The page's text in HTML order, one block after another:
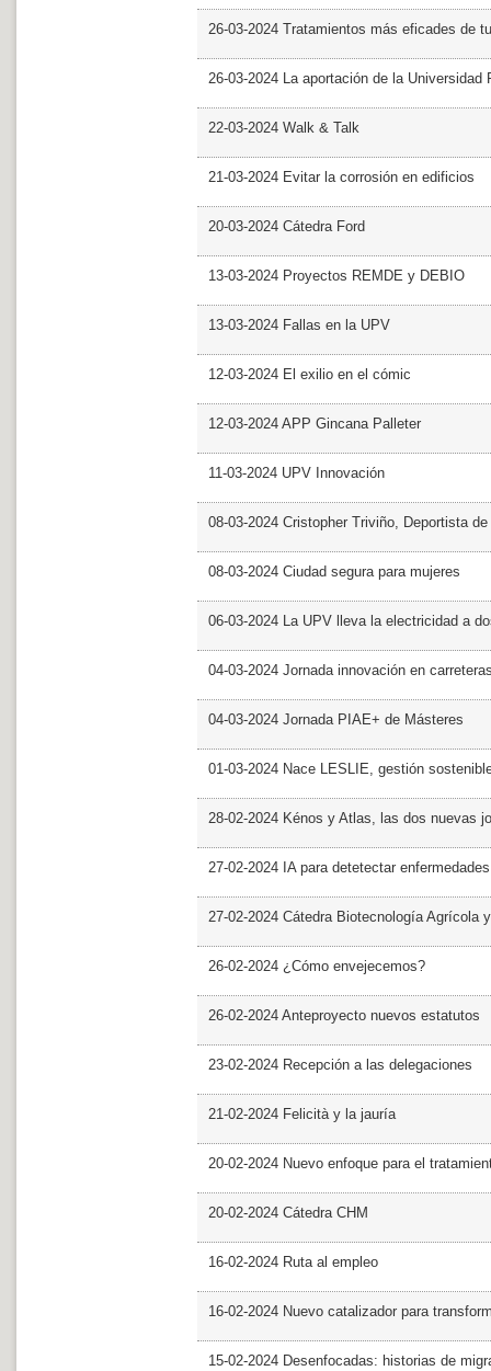
26-03-2024 Tratamientos más eficades de
26-03-2024 La aportación de la Universidad
22-03-2024 Walk & Talk
21-03-2024 Evitar la corrosión en edificios
20-03-2024 Cátedra Ford
13-03-2024 Proyectos REMDE y DEBIO
13-03-2024 Fallas en la UPV
12-03-2024 El exilio en el cómic
12-03-2024 APP Gincana Palleter
11-03-2024 UPV Innovación
08-03-2024 Cristopher Triviño, Deportista
08-03-2024 Ciudad segura para mujeres
06-03-2024 La UPV lleva la electricidad a
04-03-2024 Jornada innovación en
04-03-2024 Jornada PIAE+ de Másteres
01-03-2024 Nace LESLIE, gestión
28-02-2024 Kénos y Atlas, las dos nuevas
27-02-2024 IA para detetectar
27-02-2024 Cátedra Biotecnología Agrícola
26-02-2024 ¿Cómo envejecemos?
26-02-2024 Anteproyecto nuevos estatutos
23-02-2024 Recepción a las delegaciones
21-02-2024 Felicità y la jauría
20-02-2024 Nuevo enfoque para el
20-02-2024 Cátedra CHM
16-02-2024 Ruta al empleo
16-02-2024 Nuevo catalizador para
15-02-2024 Desenfocadas: historias de